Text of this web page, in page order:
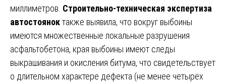
миллиметров. Строительно-техническая экспертиза
автостояноктакже выявила, что вокруг выбоины
имеются множественные локальные разрушения
асфальтобетона, края выбоины имеют следы
выкрашивания и окисления битума, что свидетельствует
о длительном характере дефекта (не менее четырёх